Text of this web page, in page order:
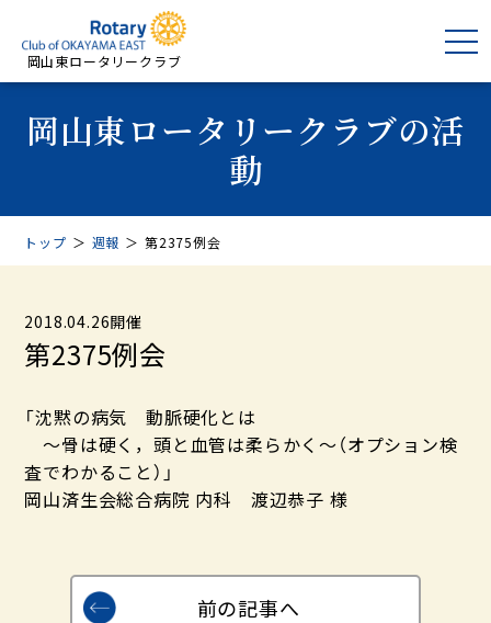
岡山東ロータリークラブ
岡山東ロータリークラブの活
動
トップ ＞ 週報 ＞ 第2375例会
2018.04.26開催
第2375例会
「沈黙の病気 動脈硬化とは
～骨は硬く，頭と血管は柔らかく～（オプション検
査でわかること）」
岡山済生会総合病院 内科 渡辺恭子 様
前の記事へ